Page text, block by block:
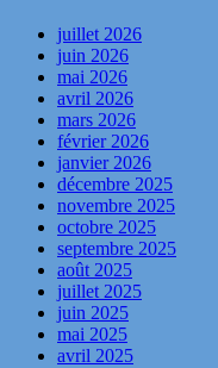
juillet 2026
juin 2026
mai 2026
avril 2026
mars 2026
février 2026
janvier 2026
décembre 2025
novembre 2025
octobre 2025
septembre 2025
août 2025
juillet 2025
juin 2025
mai 2025
avril 2025